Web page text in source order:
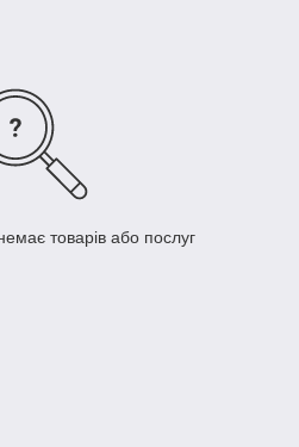
товарів або послуг